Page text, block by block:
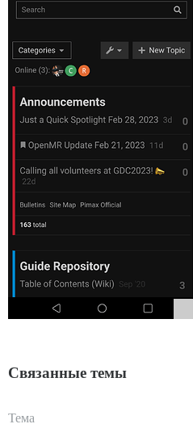
Связанные темы
Тема